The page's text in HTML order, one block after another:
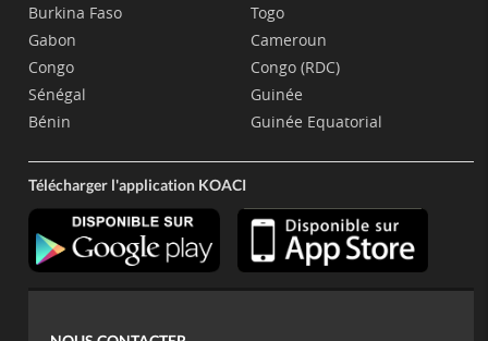
Burkina Faso
Gabon
Congo
Sénégal
Bénin
Togo
Cameroun
Congo (RDC)
Guinée
Guinée Equatorial
Télécharger l'application KOACI